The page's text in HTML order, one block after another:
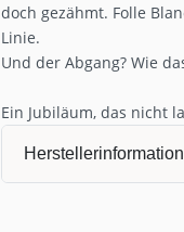
doch gezähmt. Folle
Linie.
Und der Abgang? Wie
Ein Jubiläum, das nicht